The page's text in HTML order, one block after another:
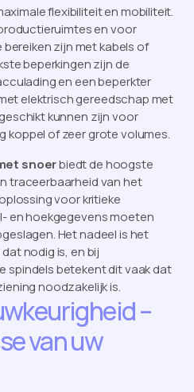
flexibiliteit en mobiliteit.
en voor
zijn met kabels of
beperkingen zijn de
en een beperkter
elektrisch gereedschap met
kunnen zijn voor
koppel of zeer grote volumes.
snoerbiedt de hoogste
traceerbaarheid van het
voor kritieke
en hoekgegevens moeten
Het nadeel is het
nodig is, en bij
spindels betekent dit vaak dat
noodzakelijk is.
–
van uw